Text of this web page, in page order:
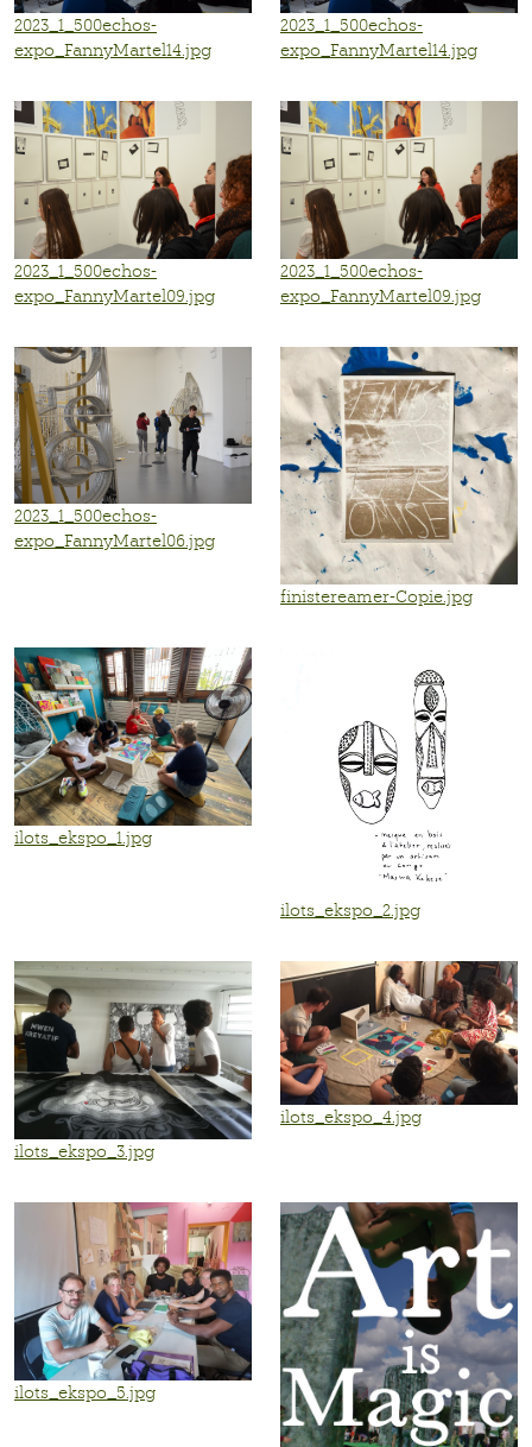
2023_1_500echos-
expo_FannyMartel14.jpg
2023_1_500echos-
expo_FannyMartel14.jpg
2023_1_500echos-
expo_FannyMartel09.jpg
2023_1_500echos-
expo_FannyMartel09.jpg
2023_1_500echos-
expo_FannyMartel06.jpg
finistereamer-Copie.jpg
ilots_ekspo_1.jpg
ilots_ekspo_2.jpg
ilots_ekspo_3.jpg
ilots_ekspo_4.jpg
ilots_ekspo_5.jpg